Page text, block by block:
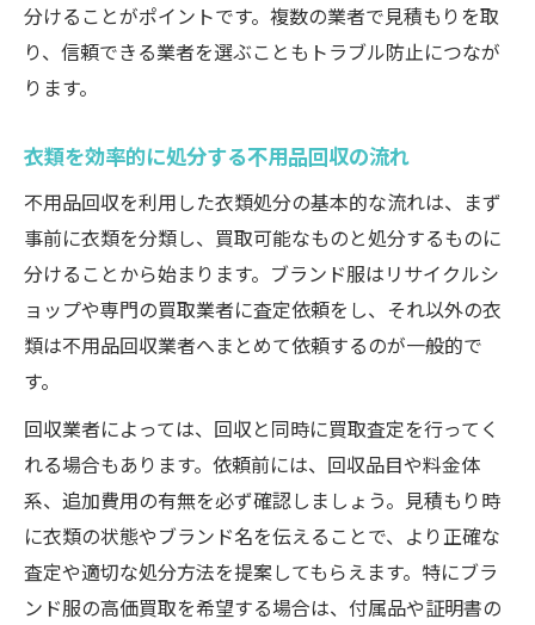
分けることがポイントです。複数の業者で見積もりを取
り、信頼できる業者を選ぶこともトラブル防止につなが
ります。
衣類を効率的に処分する不用品回収の流れ
不用品回収を利用した衣類処分の基本的な流れは、まず
事前に衣類を分類し、買取可能なものと処分するものに
分けることから始まります。ブランド服はリサイクルシ
ョップや専門の買取業者に査定依頼をし、それ以外の衣
類は不用品回収業者へまとめて依頼するのが一般的で
す。
回収業者によっては、回収と同時に買取査定を行ってく
れる場合もあります。依頼前には、回収品目や料金体
系、追加費用の有無を必ず確認しましょう。見積もり時
に衣類の状態やブランド名を伝えることで、より正確な
査定や適切な処分方法を提案してもらえます。特にブラ
ンド服の高価買取を希望する場合は、付属品や証明書の